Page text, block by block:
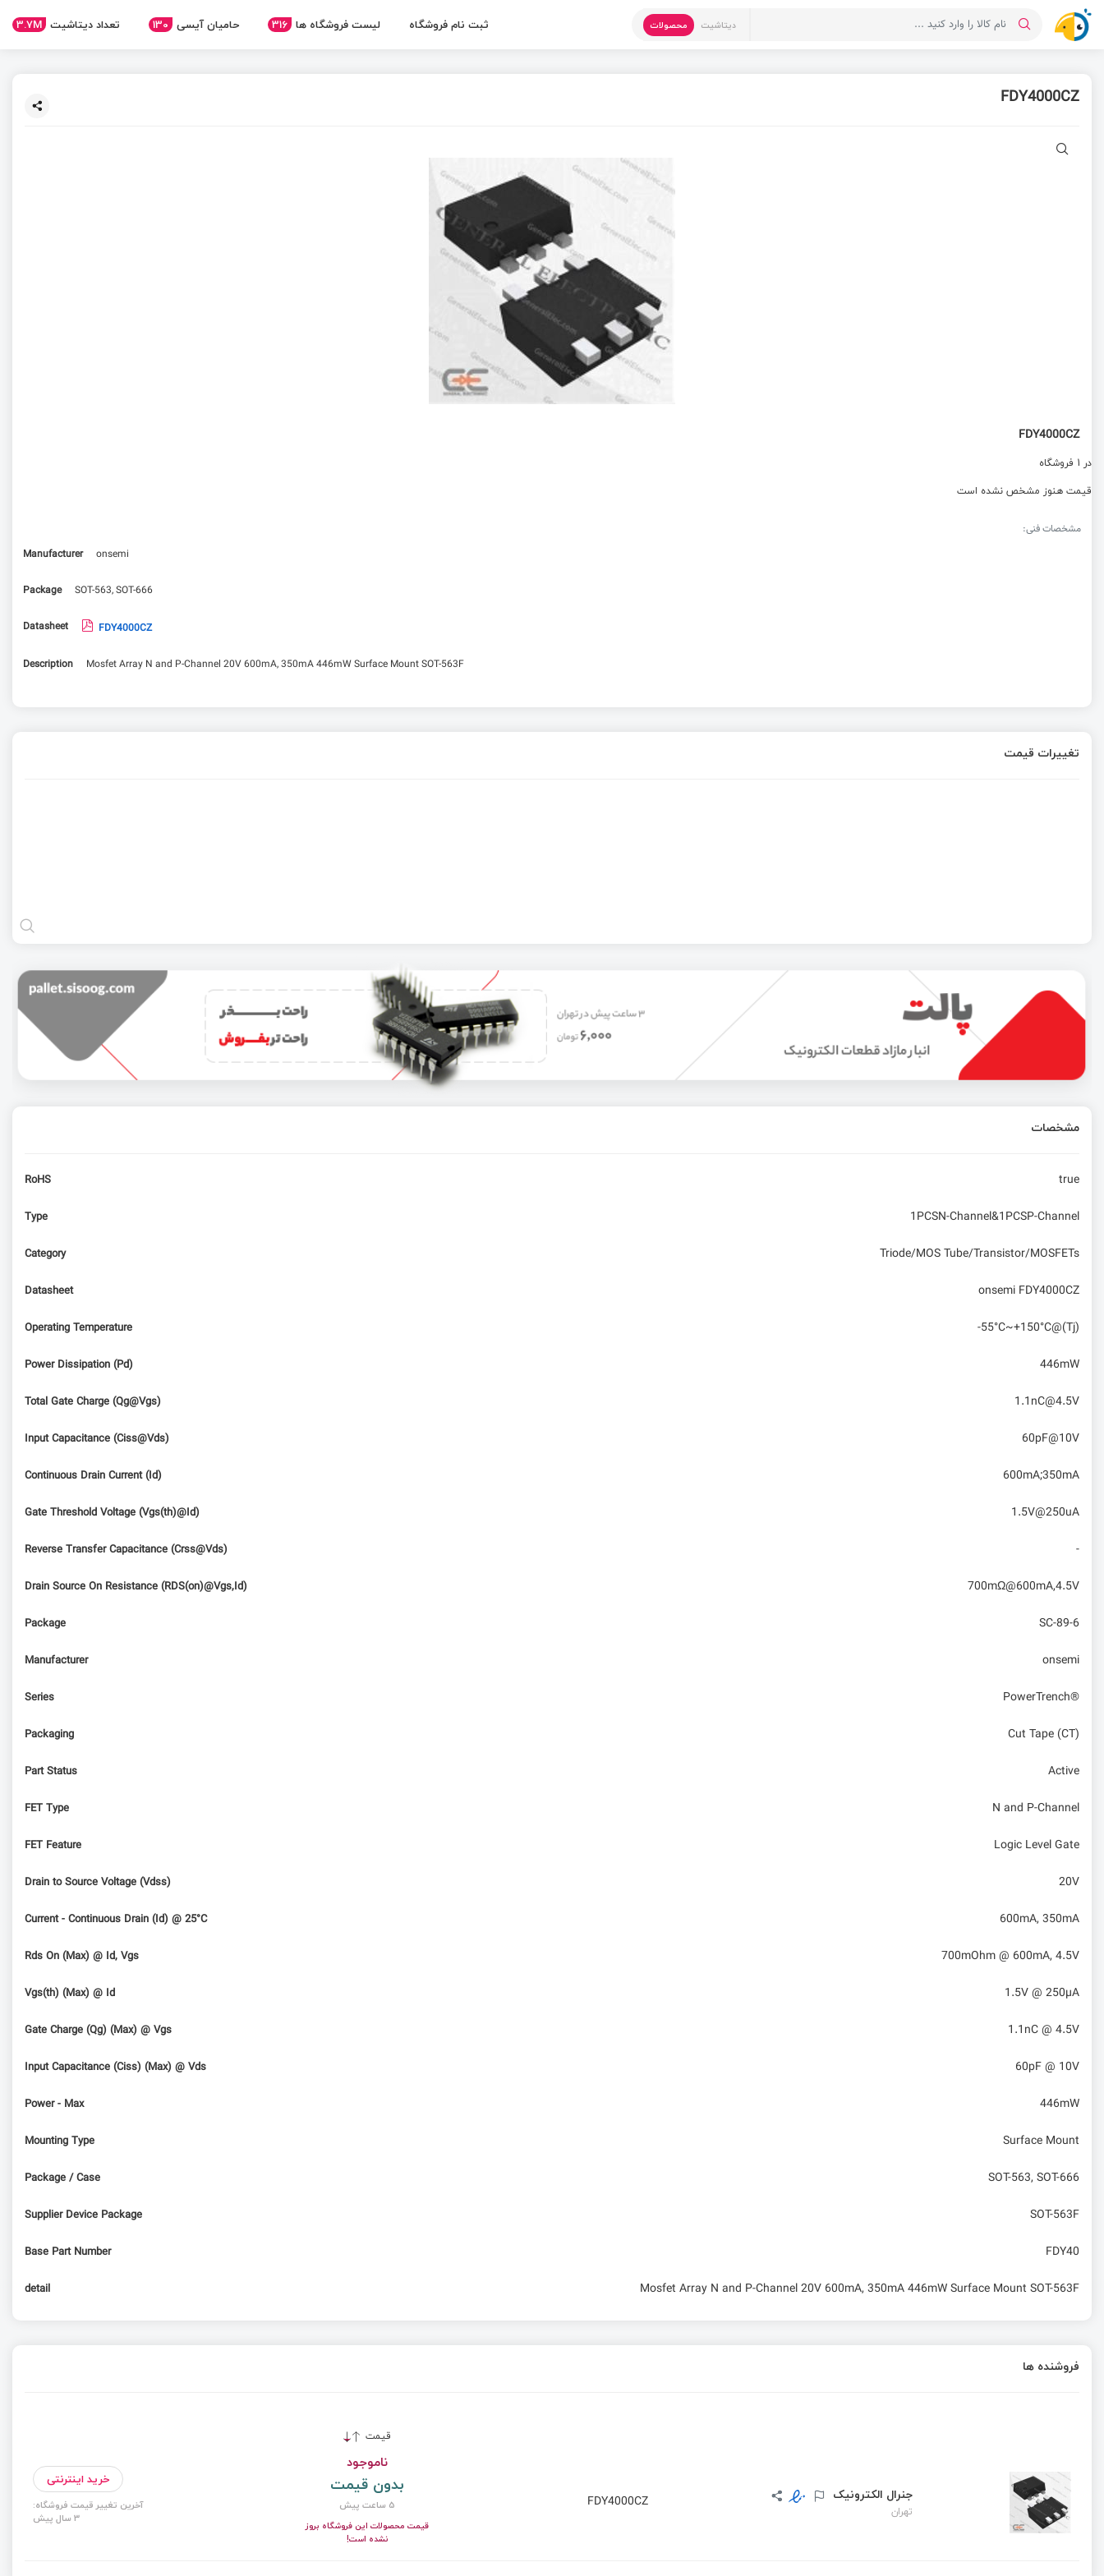
دیتاشیت محصولات ثبت نام فروشگاه لیست فروشگاه ها 316 حامیان آیسی 130 تعداد دیتاشیت 3.7M
FDY4000CZ
FDY4000CZ
در 1 فروشگاه
قیمت هنوز مشخص نشده است
مشخصات فنی:
Manufacturer
onsemi
Package SOT-563, SOT-666
Datasheet FDY4000CZ
Description Mosfet Array N and P-Channel 20V 600mA, 350mA 446mW Surface Mount SOT-563F
تغییرات قیمت
مشخصات
RoHS true
Type 1PCSN-Channel&1PCSP-Channel
Category Triode/MOS Tube/Transistor/MOSFETs
Datasheet onsemi FDY4000CZ
Operating Temperature -55°C~+150°C@(Tj)
Power Dissipation (Pd) 446mW
Total Gate Charge (Qg@Vgs) 1.1nC@4.5V
Input Capacitance (Ciss@Vds) 60pF@10V
Continuous Drain Current (Id) 600mA;350mA
Gate Threshold Voltage (Vgs(th)@Id) 1.5V@250uA
Reverse Transfer Capacitance (Crss@Vds) -
Drain Source On Resistance (RDS(on)@Vgs,Id) 700mΩ@600mA,4.5V
Package SC-89-6
Manufacturer onsemi
Series PowerTrench®
Packaging Cut Tape (CT)
Part Status Active
FET Type N and P-Channel
FET Feature Logic Level Gate
Drain to Source Voltage (Vdss) 20V
Current - Continuous Drain (Id) @ 25°C 600mA, 350mA
Rds On (Max) @ Id, Vgs 700mOhm @ 600mA, 4.5V
Vgs(th) (Max) @ Id 1.5V @ 250µA
Gate Charge (Qg) (Max) @ Vgs 1.1nC @ 4.5V
Input Capacitance (Ciss) (Max) @ Vds 60pF @ 10V
Power - Max 446mW
Mounting Type Surface Mount
Package / Case SOT-563, SOT-666
Supplier Device Package SOT-563F
Base Part Number FDY40
detail Mosfet Array N and P-Channel 20V 600mA, 350mA 446mW Surface Mount SOT-563F
فروشنده ها
قیمت
جنرال الکترونیک
تهران
FDY4000CZ
ناموجود
بدون قیمت
5 ساعت پیش
قیمت محصولات این فروشگاه بروز
نشده است!
خرید اینترنتی
آخرین تغییر قیمت فروشگاه:
3 سال پیش